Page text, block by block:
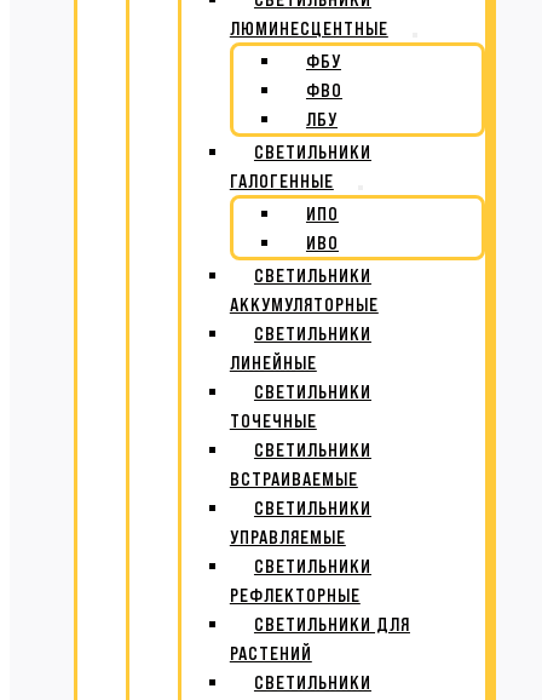
ЛЮМИНЕСЦЕНТНЫЕ
ФБУ
ФВО
ЛБУ
СВЕТИЛЬНИКИ
ГАЛОГЕННЫЕ
ИПО
ИВО
СВЕТИЛЬНИКИ
АККУМУЛЯТОРНЫЕ
СВЕТИЛЬНИКИ
ЛИНЕЙНЫЕ
СВЕТИЛЬНИКИ
ТОЧЕЧНЫЕ
СВЕТИЛЬНИКИ
ВСТРАИВАЕМЫЕ
СВЕТИЛЬНИКИ
УПРАВЛЯЕМЫЕ
СВЕТИЛЬНИКИ
РЕФЛЕКТОРНЫЕ
СВЕТИЛЬНИКИ ДЛЯ
РАСТЕНИЙ
СВЕТИЛЬНИКИ